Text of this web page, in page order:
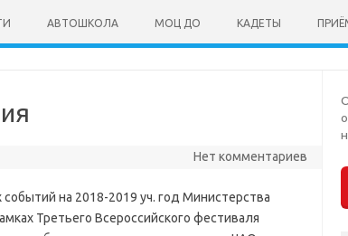
АВТОШКОЛА МОЦ ДО КАДЕТЫ
Нет комментариев
на 2018-2019 уч. год Министерства
Третьего Всероссийского фестиваля